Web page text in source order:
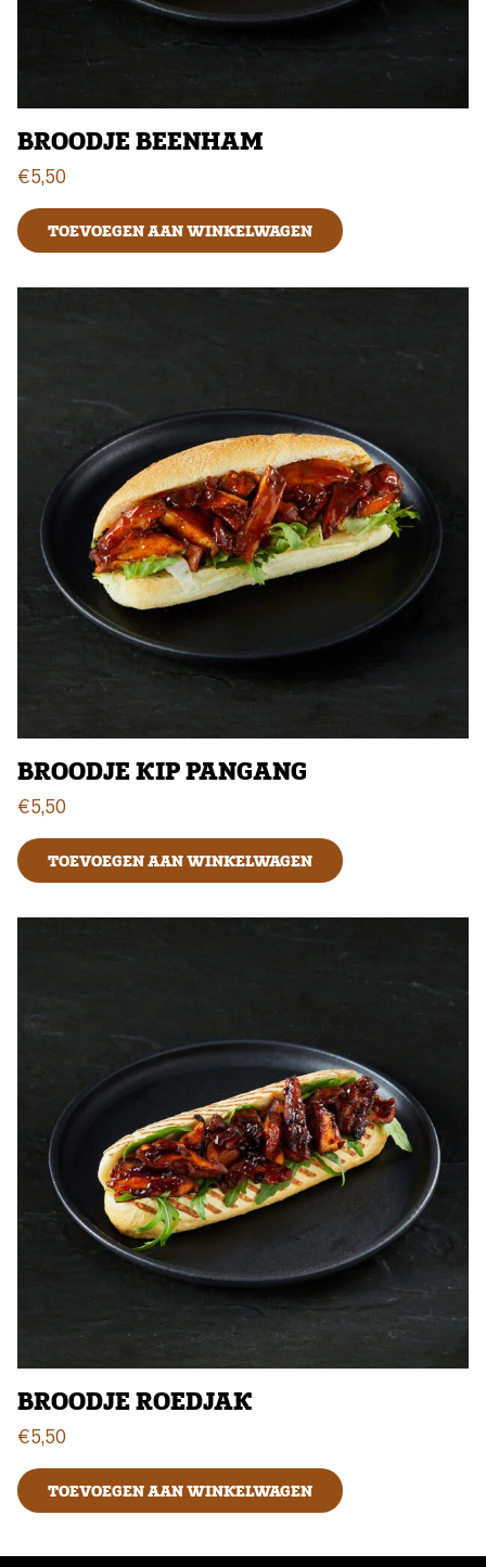
BROODJE BEENHAM
€5,50
TOEVOEGEN AAN WINKELWAGEN
BROODJE KIP PANGANG
€5,50
TOEVOEGEN AAN WINKELWAGEN
BROODJE ROEDJAK
€5,50
TOEVOEGEN AAN WINKELWAGEN